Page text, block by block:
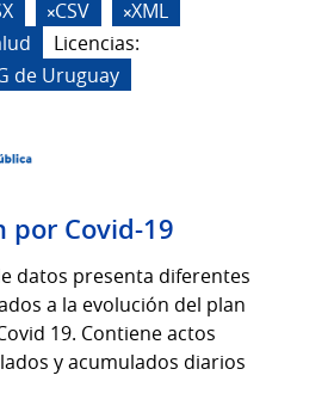
CSV
XML
Licencias:
de Uruguay
por Covid-19
datos presenta diferentes
a la evolución del plan
19. Contiene actos
y acumulados diarios